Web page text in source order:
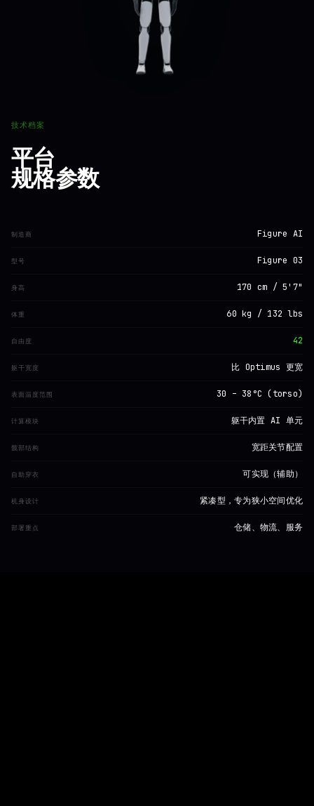
技术档案
平台
规格参数
制造商 Figure AI
型号 Figure 03
身高 170 cm / 5'7"
体重 60 kg / 132 lbs
自由度 42
躯干宽度 比 Optimus 更宽
表面温度范围 30 – 38°C (torso)
计算模块 躯干内置 AI 单元
髋部结构 宽距关节配置
自助穿衣 可实现（辅助）
机身设计 紧凑型，专为狭小空间优化
部署重点 仓储、物流、服务